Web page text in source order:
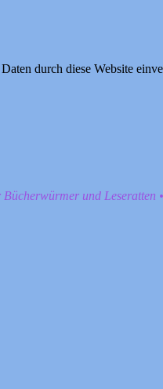
durch diese Website
Bücherwürmer und